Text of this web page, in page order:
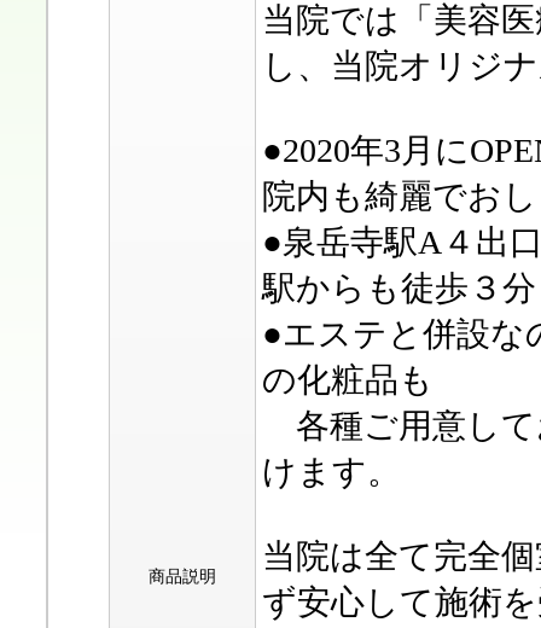
商品説明
当院では「美容
し、当院オリジ
●2020年3月に
院内も綺麗でお
●泉岳寺駅A４出
駅からも徒歩３
●エステと併設な
の化粧品も
各種ご用意して
けます。
当院は全て完全
ず安心して施術